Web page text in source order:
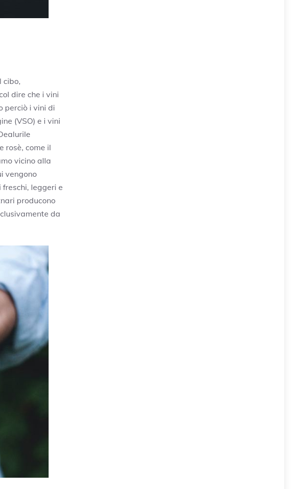
cibo,
dire che i vini
perciò i vini di
(VSO) e i vini
rosè, come il
vicino alla
vengono
leggeri e
producono
da